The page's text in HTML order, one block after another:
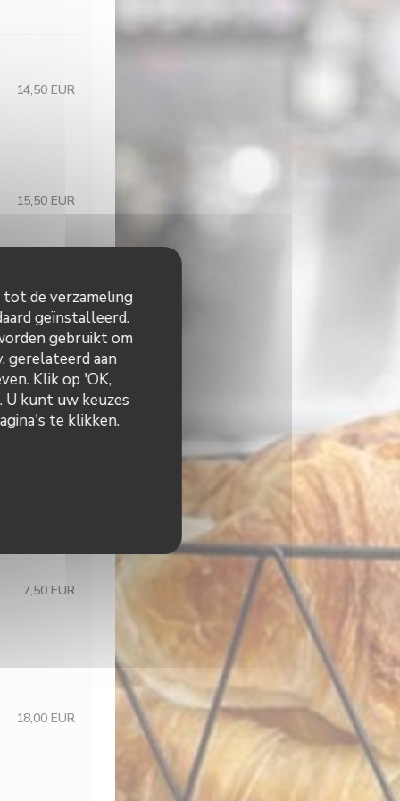
de verzameling
geïnstalleerd.
gebruikt om
gerelateerd aan
Klik op 'OK,
kunt uw keuzes
te klikken.
14,50 EUR
15,50 EUR
14,00 EUR
15,00 EUR
7,50 EUR
18,00 EUR